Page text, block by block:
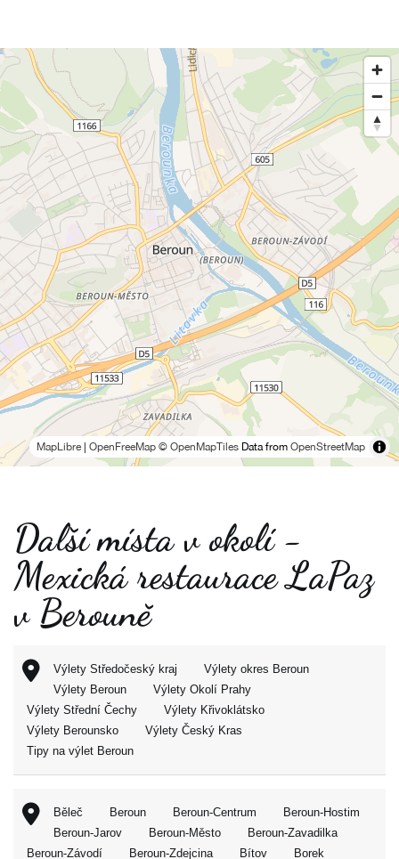
MapLibre OpenFreeMap © OpenMapTiles Data from OpenStreetMap
Další místa v okolí -
Mexická restaurace LaPaz
v Berouně
Výlety Středočeský kraj
Výlety okres Beroun
Výlety Beroun
Výlety Okolí Prahy
Výlety Střední Čechy
Výlety Křivoklátsko
Výlety Berounsko
Výlety Český Kras
Tipy na výlet Beroun
Běleč Beroun Beroun-Centrum
Beroun-Hostim
Beroun-Jarov
Beroun-Město
Beroun-Zavadilka
Beroun-Závodí
Beroun-Zdejcina Bítov Borek